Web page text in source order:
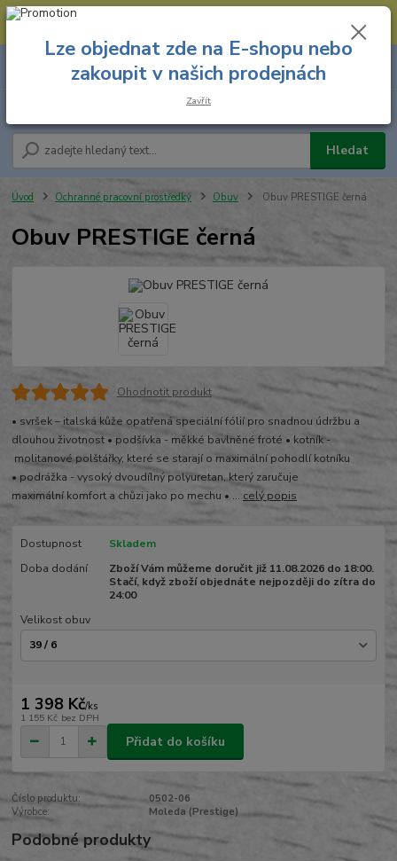
--- Spojovací materiál: 774 431 045 --- Prodejna nářadí: 731 449 423 --
Hledat
8.00 hod. - 16.00 hod.
za
Úvod Ochranné pracovní prostředky Obuv Obuv PRESTIGE černá
Obuv PRESTIGE černá
Ohodnotit produkt
• svršek – italská kůže opatřená speciální fólií pro snadnou údržbu a
dlouhou životnost • podšívka - měkké bavlněné froté • kotník -
molitanové polštářky, které se starají o maximální pohodlí kotníku
• podrážka - vysoký dvoudílný polyuretan, který zaručuje
maximální komfort a chůzi jako po mechu • ... celý popis
Dostupnost
Skladem
Doba dodání
Zboží Vám můžeme doručit již 11.08.2026 do 18:00.
Stačí, když zboží objednáte nejpozději do zítra do
24:00
Velikost obuv
1 398 Kč/ks
1 155 Kč bez DPH
Přidat do košíku
Číslo produktu:
0502-06
Výrobce:
Moleda (Prestige)
Podobné produkty
Lze objednat zde na E-shopu nebo
zakoupit v našich prodejnách
Zavřít